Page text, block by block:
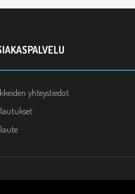
yhteystiedot